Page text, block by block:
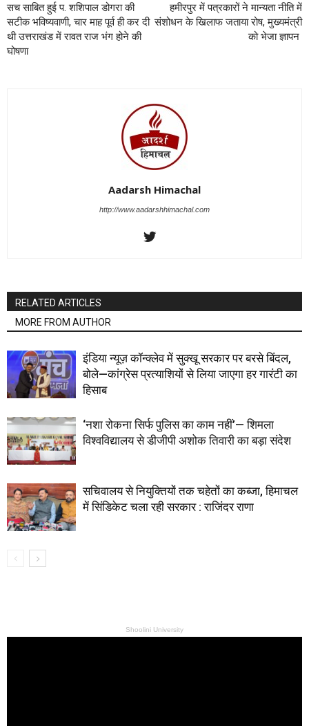
सच साबित हुई प. शशिपाल डोगरा की
सटीक भविष्यवाणी, चार माह पूर्व ही कर दी
थी उत्तराखंड में रावत राज भंग होने की
घोषणा
हमीरपुर में पत्रकारों ने मान्यता नीति में
संशोधन के खिलाफ जताया रोष, मुख्यमंत्री
को भेजा ज्ञापन
Aadarsh Himachal
http://www.aadarshhimachal.com
RELATED ARTICLES
MORE FROM AUTHOR
इंडिया न्यूज़ कॉन्क्लेव में सुक्खू सरकार पर बरसे बिंदल,
बोले—कांग्रेस प्रत्याशियों से लिया जाएगा हर गारंटी का
हिसाब
‘नशा रोकना सिर्फ पुलिस का काम नहीं’— शिमला
विश्वविद्यालय से डीजीपी अशोक तिवारी का बड़ा संदेश
सचिवालय से नियुक्तियों तक चहेतों का कब्जा, हिमाचल
में सिंडिकेट चला रही सरकार : राजिंदर राणा
Shoolini University